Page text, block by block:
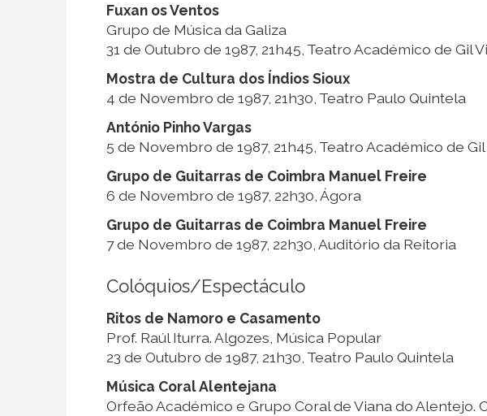
Fuxan os Ventos
Grupo de Música da Galiza
31 de Outubro de 1987, 21h45, Teatro Académico de Gil
Mostra de Cultura dos Índios Sioux
4 de Novembro de 1987, 21h30, Teatro Paulo Quintela
António Pinho Vargas
5 de Novembro de 1987, 21h45, Teatro Académico de
Grupo de Guitarras de Coimbra Manuel Freire
6 de Novembro de 1987, 22h30, Ágora
Grupo de Guitarras de Coimbra Manuel Freire
7 de Novembro de 1987, 22h30, Auditório da Reitoria
Colóquios/Espectáculo
Ritos de Namoro e Casamento
Prof. Raúl Iturra. Algozes, Música Popular
23 de Outubro de 1987, 21h30, Teatro Paulo Quintela
Música Coral Alentejana
Orfeão Académico e Grupo Coral de Viana do